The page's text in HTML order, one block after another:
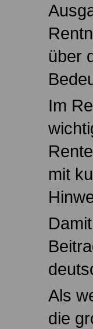
über
Im
mit
Als
die